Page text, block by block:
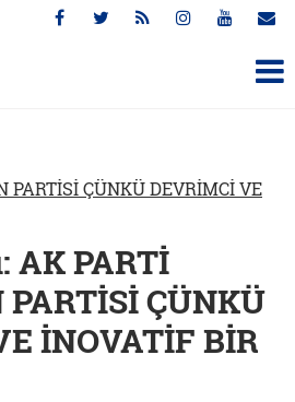
PARTİSİ ÇÜNKÜ DEVRİMCİ VE
AK PARTİ
PARTİSİ ÇÜNKÜ
İNOVATİF BİR